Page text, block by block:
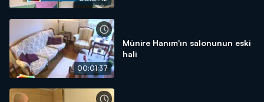
00:01:37
Münire Hanım'ın salonunun eski
hali